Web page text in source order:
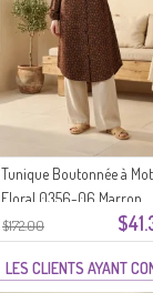
$172.00
Tunique Boutonnée à
Floral 0356-06 Marron
LES CLIENTS AYANT